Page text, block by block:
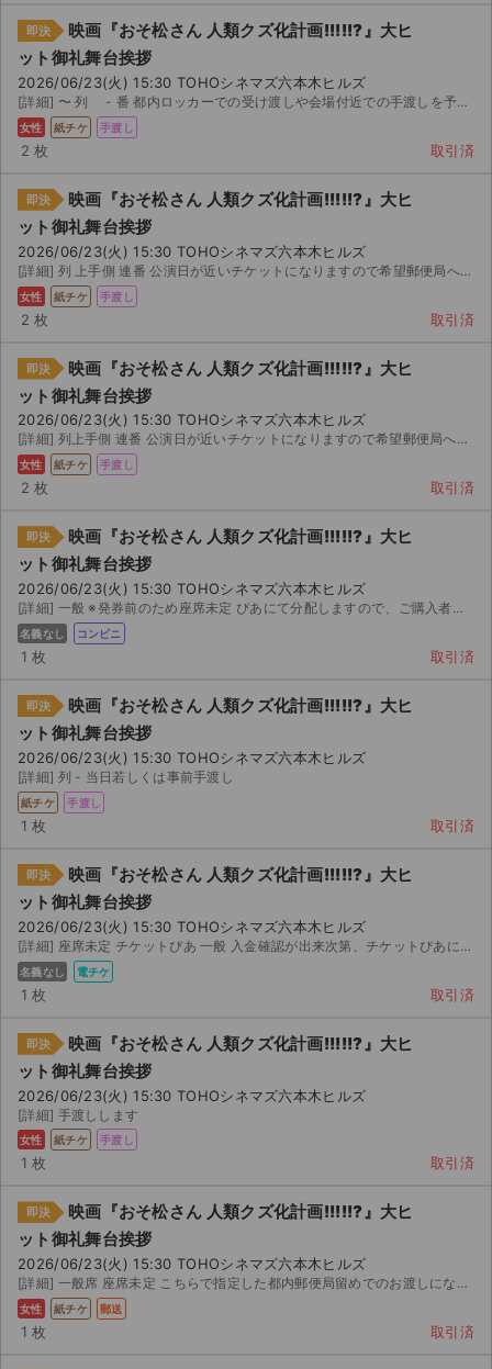
即決
映画『おそ松さん 人類クズ化計画!!!!!?』大ヒ
ット御礼舞台挨拶
2026/06/23(火) 15:30 TOHOシネマズ六本木ヒルズ
[詳細] 〜 列 - 番 都内ロッカーでの受け渡しや会場付近での手渡しを予定しております。 本人...
女性 紙チケ 手渡し
2 枚 取引済
即決
映画『おそ松さん 人類クズ化計画!!!!!?』大ヒ
ット御礼舞台挨拶
2026/06/23(火) 15:30 TOHOシネマズ六本木ヒルズ
[詳細] 列 上手側 連番 公演日が近いチケットになりますので希望郵便局への局留め、会場手渡し等柔軟...
女性 紙チケ 手渡し
2 枚 取引済
即決
映画『おそ松さん 人類クズ化計画!!!!!?』大ヒ
ット御礼舞台挨拶
2026/06/23(火) 15:30 TOHOシネマズ六本木ヒルズ
[詳細] 列上手側 連番 公演日が近いチケットになりますので希望郵便局への局留め、会場手渡し等柔軟に...
女性 紙チケ 手渡し
2 枚 取引済
即決
映画『おそ松さん 人類クズ化計画!!!!!?』大ヒ
ット御礼舞台挨拶
2026/06/23(火) 15:30 TOHOシネマズ六本木ヒルズ
[詳細] 一般 ※発券前のため座席未定 ぴあにて分配しますので、ご購入者様の名義になります。お受け取り用...
名義なし コンビニ
1 枚 取引済
即決
映画『おそ松さん 人類クズ化計画!!!!!?』大ヒ
ット御礼舞台挨拶
2026/06/23(火) 15:30 TOHOシネマズ六本木ヒルズ
[詳細] 列 - 当日若しくは事前手渡し
紙チケ 手渡し
1 枚 取引済
即決
映画『おそ松さん 人類クズ化計画!!!!!?』大ヒ
ット御礼舞台挨拶
2026/06/23(火) 15:30 TOHOシネマズ六本木ヒルズ
[詳細] 座席未定 チケットぴあ 一般 入金確認が出来次第、チケットぴあにて分配させていただきます。 チ...
名義なし 電チケ
1 枚 取引済
即決
映画『おそ松さん 人類クズ化計画!!!!!?』大ヒ
ット御礼舞台挨拶
2026/06/23(火) 15:30 TOHOシネマズ六本木ヒルズ
[詳細] 手渡しします
女性 紙チケ 手渡し
1 枚 取引済
即決
映画『おそ松さん 人類クズ化計画!!!!!?』大ヒ
ット御礼舞台挨拶
2026/06/23(火) 15:30 TOHOシネマズ六本木ヒルズ
[詳細] 一般席 座席未定 こちらで指定した都内郵便局留めでのお渡しになります。 購入後、取引メッセージ...
女性 紙チケ 郵送
1 枚 取引済